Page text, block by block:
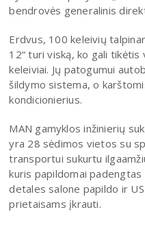
bendrovės generalinis
Erdvus, 100 keleivių
12“ turi viską, ko gali
keleiviai. Jų patogumui
šildymo sistema, o
kondicionierius.
MAN gamyklos inžinierių
yra 28 sėdimos vietos su
transportui sukurtu
kuris papildomai
detales salone papildo ir
prietaisams įkrauti.